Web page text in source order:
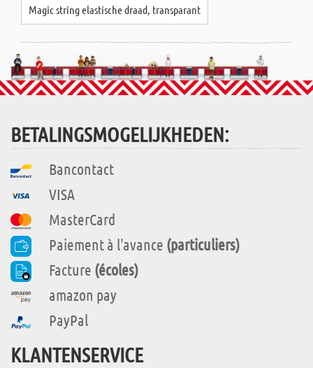
Magic string elastische draad, transparant
BETALINGSMOGELIJKHEDEN:
Bancontact
VISA
MasterCard
Paiement à l'avance (particuliers)
Facture (écoles)
amazon pay
PayPal
KLANTENSERVICE